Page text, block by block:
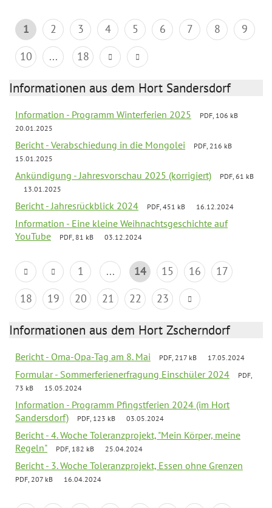
1 2 3 4 5 6 7 8
9
10
... 18
Informationen aus dem Hort Sandersdorf
Information - Programm Winterferien 2025
PDF, 106 kB
20.01.2025
Bericht - Verabschiedung in die Mongolei
PDF, 216 kB
15.01.2025
Ankündigung - Jahresvorschau 2025 (korrigiert)
PDF, 61 kB
13.01.2025
Bericht - Jahresrückblick 2024 PDF, 451 kB 16.12.2024
Information - Eine kleine Weihnachtsgeschichte auf
YouTube
PDF, 81 kB 03.12.2024
1 ... 14 15 16
17
18
19 20 21 22 23
Informationen aus dem Hort Zscherndorf
Bericht - Oma-Opa-Tag am 8. Mai PDF, 217 kB 17.05.2024
Formular - Sommerferienerfragung Einschüler 2024
PDF,
73 kB
15.05.2024
Information - Programm Pfingstferien 2024 (im Hort
Sandersdorf)
PDF, 123 kB 03.05.2024
Bericht - 4. Woche Toleranzprojekt, "Mein Körper, meine
Regeln"
PDF, 182 kB 25.04.2024
Bericht - 3. Woche Toleranzprojekt, Essen ohne Grenzen
PDF, 207 kB 16.04.2024